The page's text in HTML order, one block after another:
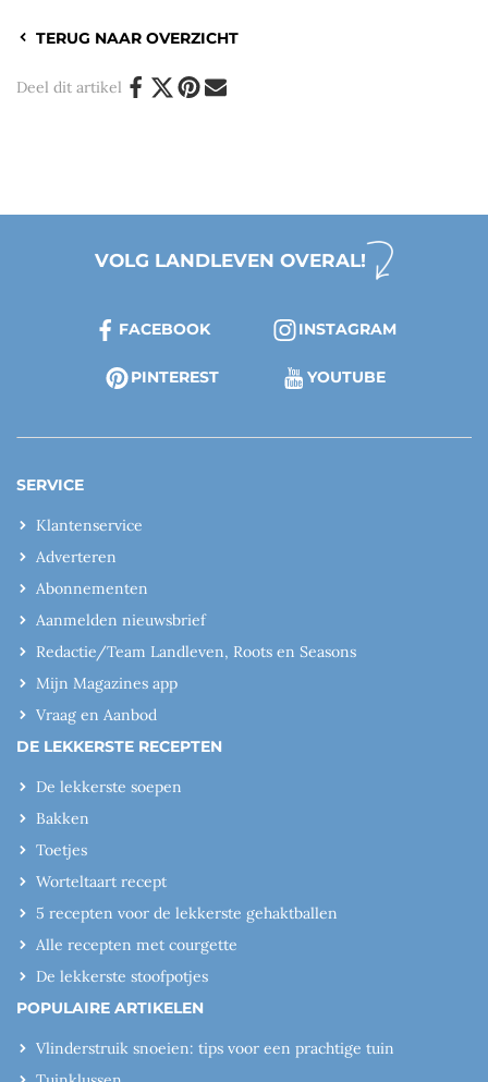
TERUG NAAR OVERZICHT
Deel dit artikel
VOLG LANDLEVEN OVERAL!
FACEBOOK INSTAGRAM
PINTEREST YOUTUBE
SERVICE
Klantenservice
Adverteren
Abonnementen
Aanmelden nieuwsbrief
Redactie/Team Landleven, Roots en Seasons
Mijn Magazines app
Vraag en Aanbod
DE LEKKERSTE RECEPTEN
De lekkerste soepen
Bakken
Toetjes
Worteltaart recept
5 recepten voor de lekkerste gehaktballen
Alle recepten met courgette
De lekkerste stoofpotjes
POPULAIRE ARTIKELEN
Vlinderstruik snoeien: tips voor een prachtige tuin